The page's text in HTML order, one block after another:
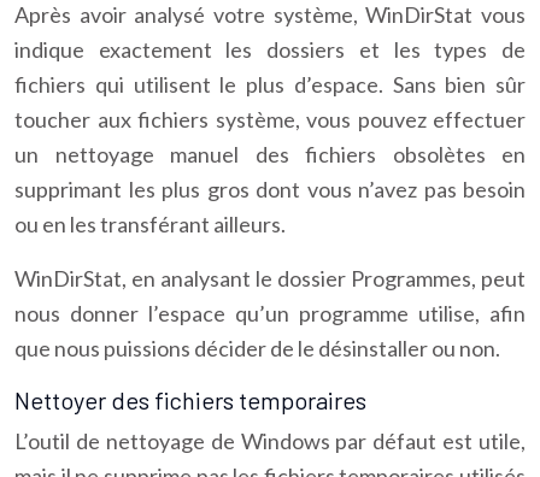
Après avoir analysé votre système, WinDirStat vous
indique exactement les dossiers et les types de
fichiers qui utilisent le plus d’espace. Sans bien sûr
toucher aux fichiers système, vous pouvez effectuer
un nettoyage manuel des fichiers obsolètes en
supprimant les plus gros dont vous n’avez pas besoin
ou en les transférant ailleurs.
WinDirStat, en analysant le dossier Programmes, peut
nous donner l’espace qu’un programme utilise, afin
que nous puissions décider de le désinstaller ou non.
Nettoyer des fichiers temporaires
L’outil de nettoyage de Windows par défaut est utile,